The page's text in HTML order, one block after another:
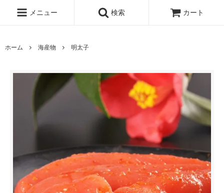
メニュー 検索 カート
ホーム 海産物 明太子